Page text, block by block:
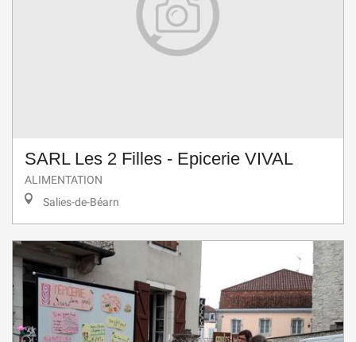
SARL Les 2 Filles - Epicerie VIVAL
ALIMENTATION
Salies-de-Béarn